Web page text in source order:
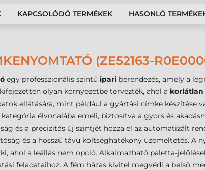
KAPCSOLÓDÓ TERMÉKEK HASONLÓ
(ZE52163-
egy professzionális szintű ipari berendezés, amely a
olyan környezetbe tervezték, ahol a korlátlan
ellátására, mint például a gyártási címke készítése
élvonalába emeli, biztosítva a gyors és
és a precizitás új szintjét hozza el az automatizált
és a hosszú távú költséghatékony üzemeltetés.
ahol a leállás nem opció. Alkalmazható paletta-
feladataihoz. A fém házas kivitel megvédi a belső